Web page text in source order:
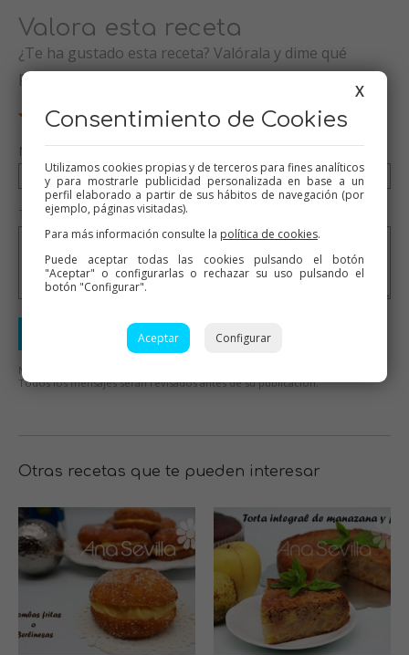
Valora esta receta
¿Te ha gustado esta receta? Valórala y dime qué
piensas
Nombre (opcional)
Tu valoración (opcional)
Enviar valoración
No se aceptarán mensajes ofensivos o de mal gusto.
Todos los mensajes serán revisados antes de su publicación.
Otras recetas que te pueden interesar
X
Consentimiento de Cookies
Utilizamos cookies propias y de terceros para fines analíticos
y para mostrarle publicidad personalizada en base a un
perfil elaborado a partir de sus hábitos de navegación (por
ejemplo, páginas visitadas).
Para más información consulte la política de cookies.
Puede aceptar todas las cookies pulsando el botón
"Aceptar" o configurarlas o rechazar su uso pulsando el
botón "Configurar".
Aceptar Configurar